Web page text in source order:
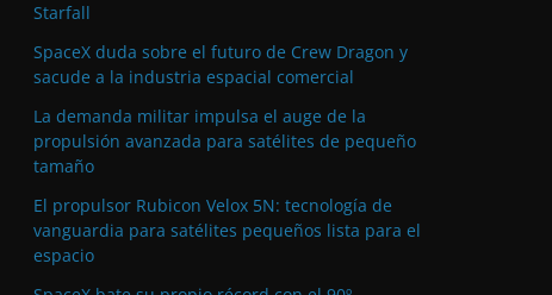
Starfall
SpaceX duda sobre el futuro de Crew Dragon y
sacude a la industria espacial comercial
La demanda militar impulsa el auge de la
propulsión avanzada para satélites de pequeño
tamaño
El propulsor Rubicon Velox 5N: tecnología de
vanguardia para satélites pequeños lista para el
espacio